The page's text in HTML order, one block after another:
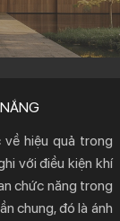
hiệu quả trong
với điều kiện khí
chức năng trong
chung, đó là ánh